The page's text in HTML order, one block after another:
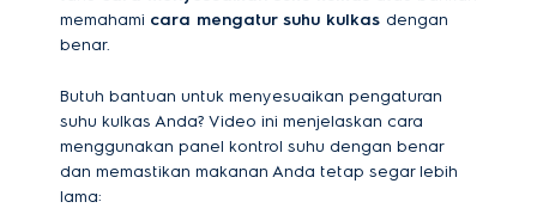
memahami cara mengatur suhu kulkas dengan
benar.
Butuh bantuan untuk menyesuaikan pengaturan
suhu kulkas Anda? Video ini menjelaskan cara
menggunakan panel kontrol suhu dengan benar
dan memastikan makanan Anda tetap segar lebih
lama: